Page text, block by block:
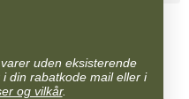
uden eksisterende
din rabatkode mail eller i
og vilkår.